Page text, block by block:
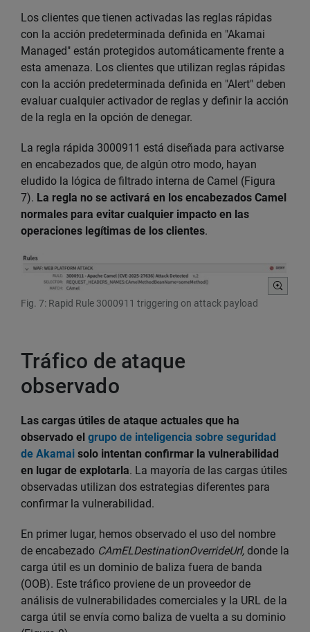
    INNER JOIN
hash on file.path =
    UNION
SELECT file.path as lib_path, cwd,
    FROM
file INNER JOIN
    INNER JOIN
hash on file.path =
    UNION
SELECT file.path as lib_path, cwd,
    INNER JOIN
hash on file.path =
)
SELECT lib_path, relevant_cwds.path as
CASE WHEN lib_path LIKE '%camel-core-2%'
WHEN lib_path like '%camel-core.jar'
INNER JOIN relevant_cwds ON
WHERE
version is not null
Los clientes que tienen activadas las reglas rápidas
con la acción predeterminada definida en "Akamai
Managed" están protegidos automáticamente frente a
esta amenaza. Los clientes que utilizan reglas rápidas
con la acción predeterminada definida en "Alert" deben
evaluar cualquier activador de reglas y definir la acción
de la regla en la opción de denegar.
La regla rápida 3000911 está diseñada para activarse
en encabezados que, de algún otro modo, hayan
eludido la lógica de filtrado interna de Camel (Figura
7). La regla no se activará en los encabezados Camel
normales para evitar cualquier impacto en las
operaciones legítimas de los clientes.
Fig. 7: Rapid Rule 3000911 triggering on attack payload
Tráfico de ataque
observado
Las cargas útiles de ataque actuales que ha
observado el grupo de inteligencia sobre seguridad
de Akamai solo intentan confirmar la vulnerabilidad
en lugar de explotarla. La mayoría de las cargas útiles
observadas utilizan dos estrategias diferentes para
confirmar la vulnerabilidad.
En primer lugar, hemos observado el uso del nombre
de encabezado CAmELDestinationOverrideUrl, donde la
carga útil es un dominio de baliza fuera de banda
(OOB). Este tráfico proviene de un proveedor de
análisis de vulnerabilidades comerciales y la URL de la
carga útil se envía como baliza de vuelta a su dominio